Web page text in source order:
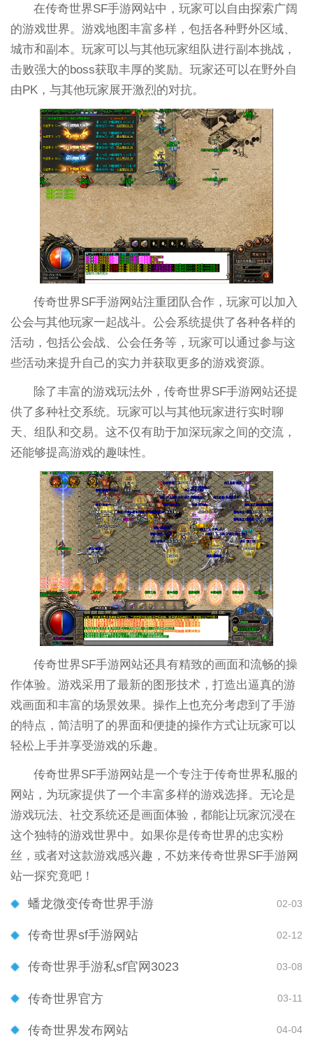
在传奇世界SF手游网站中，玩家可以自由探索广阔
的游戏世界。游戏地图丰富多样，包括各种野外区域、
城市和副本。玩家可以与其他玩家组队进行副本挑战，
击败强大的boss获取丰厚的奖励。玩家还可以在野外自
由PK，与其他玩家展开激烈的对抗。
传奇世界SF手游网站注重团队合作，玩家可以加入
公会与其他玩家一起战斗。公会系统提供了各种各样的
活动，包括公会战、公会任务等，玩家可以通过参与这
些活动来提升自己的实力并获取更多的游戏资源。
除了丰富的游戏玩法外，传奇世界SF手游网站还提
供了多种社交系统。玩家可以与其他玩家进行实时聊
天、组队和交易。这不仅有助于加深玩家之间的交流，
还能够提高游戏的趣味性。
传奇世界SF手游网站还具有精致的画面和流畅的操
作体验。游戏采用了最新的图形技术，打造出逼真的游
戏画面和丰富的场景效果。操作上也充分考虑到了手游
的特点，简洁明了的界面和便捷的操作方式让玩家可以
轻松上手并享受游戏的乐趣。
传奇世界SF手游网站是一个专注于传奇世界私服的
网站，为玩家提供了一个丰富多样的游戏选择。无论是
游戏玩法、社交系统还是画面体验，都能让玩家沉浸在
这个独特的游戏世界中。如果你是传奇世界的忠实粉
丝，或者对这款游戏感兴趣，不妨来传奇世界SF手游网
站一探究竟吧！
蟠龙微变传奇世界手游 02-03
传奇世界sf手游网站 02-12
传奇世界手游私sf官网3023 03-08
传奇世界官方 03-11
传奇世界发布网站 04-04